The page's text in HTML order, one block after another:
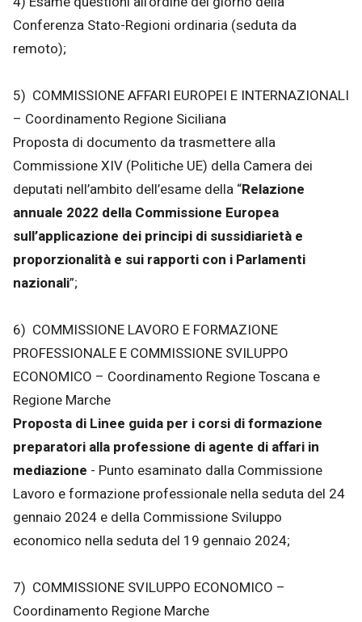
Conferenza Stato-Regioni ordinaria (seduta da
remoto);
5) COMMISSIONE AFFARI EUROPEI E INTERNAZIONALI
– Coordinamento Regione Siciliana
Proposta di documento da trasmettere alla
Commissione XIV (Politiche UE) della Camera dei
deputati nell’ambito dell’esame della “Relazione
annuale 2022 della Commissione Europea
sull’applicazione dei principi di sussidiarietà e
proporzionalità e sui rapporti con i Parlamenti
nazionali”;
6) COMMISSIONE LAVORO E FORMAZIONE
PROFESSIONALE E COMMISSIONE SVILUPPO
ECONOMICO – Coordinamento Regione Toscana e
Regione Marche
Proposta di Linee guida per i corsi di formazione
preparatori alla professione di agente di affari in
mediazione - Punto esaminato dalla Commissione
Lavoro e formazione professionale nella seduta del 24
gennaio 2024 e della Commissione Sviluppo
economico nella seduta del 19 gennaio 2024;
7) COMMISSIONE SVILUPPO ECONOMICO –
Coordinamento Regione Marche